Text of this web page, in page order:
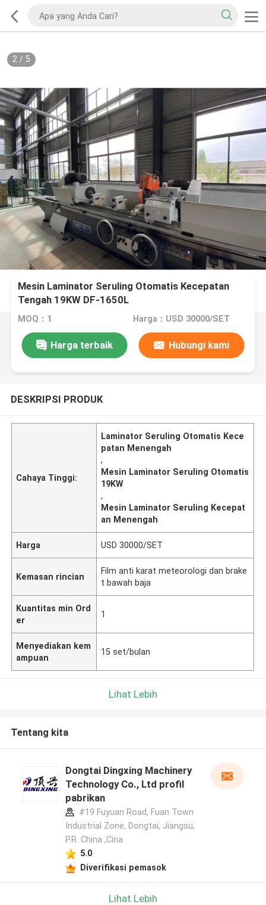
2/ 5
Mesin Laminator Seruling Otomatis Kecepatan
Tengah 19KW DF-1650L
MOQ：1 Harga：USD 30000/SET
Harga terbaik Hubungi kami
DESKRIPSI PRODUK
Cahaya Tinggi:
Laminator Seruling Otomatis Kece
patan Menengah
,
Mesin Laminator Seruling Otomatis
19KW
,
Mesin Laminator Seruling Kecepat
an Menengah
Harga USD 30000/SET
Kemasan rincian
Film anti karat meteorologi dan brake
t bawah baja
Kuantitas min Ord
er
1
Menyediakan kem
ampuan
15 set/bulan
Lihat Lebih
Tentang kita
Dongtai Dingxing Machinery
Technology Co., Ltd profil
pabrikan
#19 Fuyuan Road, Fuan Town
Industrial Zone, Dongtai, Jiangsu,
P.R. China ,Cina
5.0
Diverifikasi pemasok
Lihat Lebih